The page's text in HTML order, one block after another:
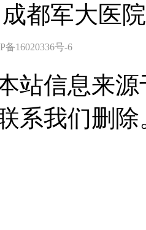
都军大医
备16020336号-6
站信息来
系我们删除